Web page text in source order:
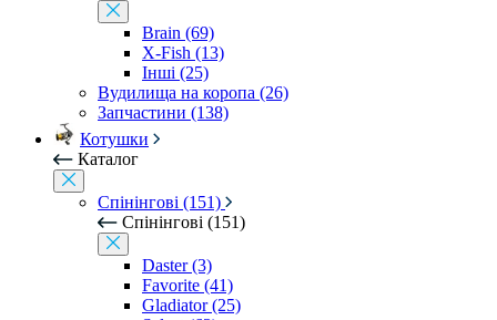
Brain (69)
X-Fish (13)
Інші (25)
Вудилища на коропа (26)
Запчастини (138)
Котушки
Каталог
Спінінгові (151)
Спінінгові (151)
Daster (3)
Favorite (41)
Gladiator (25)